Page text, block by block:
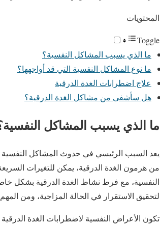
المحتويات
Toggle
ما الذي يسبب المشاكل النفسية؟
ما نوع المشاكل النفسية التي قد أواجهها؟
علاج اضطرابات الغدة الدرقية
هل سأشفى من مشاكل الغدة الدرقية؟
ما الذي يسبب المشاكل
يعد السبب الرئيسي في حدوث المشاكل النفسية
من هرمون الغدة الدرقية، يمكن للتغيرات
النفسية، مع فرط نشاط الغدة الدرقية بشكل
لتحقيق الاستقرار في الحالة المزاجية، ومن
تكون الأعراض النفسية لاضطرابات الغدة